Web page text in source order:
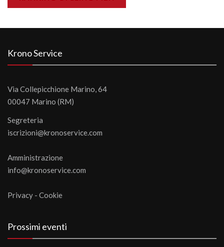
Krono Service
Via Collepicchione Marino, 64
00047 Marino (RM)
Segreteria
iscrizioni@kronoservice.com
Amministrazione
info@kronoservice.com
Privacy - Cookie
Prossimi eventi